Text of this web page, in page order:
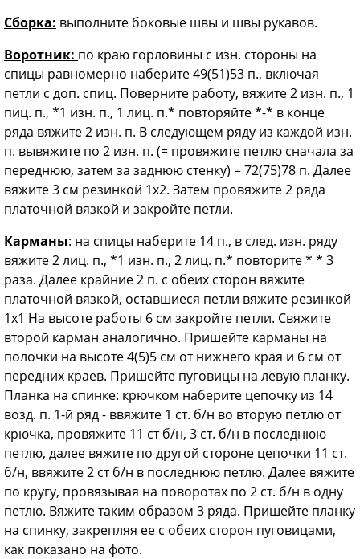
Сборка: выполните боковые швы и швы рукавов.
Воротник: по краю горловины с изн. стороны на
спицы равномерно наберите 49(51)53 п., включая
петли с доп. спиц. Поверните работу, вяжите 2 изн. п., 1
пиц. п., *1 изн. п., 1 лиц. п.* повторяйте *-* в конце
ряда вяжите 2 изн. п. В следующем ряду из каждой изн.
п. вывяжите по 2 изн. п. (= провяжите петлю сначала за
переднюю, затем за заднюю стенку) = 72(75)78 п. Далее
вяжите 3 см резинкой 1x2. Затем провяжите 2 ряда
платочной вязкой и закройте петли.
Карманы: на спицы наберите 14 п., в след. изн. ряду
вяжите 2 лиц. п., *1 изн. п., 2 лиц. п.* повторите * * 3
раза. Далее крайние 2 п. с обеих сторон вяжите
платочной вязкой, оставшиеся петли вяжите резинкой
1x1 На высоте работы 6 см закройте петли. Свяжите
второй карман аналогично. Пришейте карманы на
полочки на высоте 4(5)5 см от нижнего края и 6 см от
передних краев. Пришейте пуговицы на левую планку.
Планка на спинке: крючком наберите цепочку из 14
возд. п. 1-й ряд - ввяжите 1 ст. б/н во вторую петлю от
крючка, провяжите 11 ст б/н, 3 ст. б/н в последнюю
петлю, далее вяжите по другой стороне цепочки 11 ст.
б/н, ввяжите 2 ст б/н в последнюю петлю. Далее вяжите
по кругу, провязывая на поворотах по 2 ст. б/н в одну
петлю. Вяжите таким образом 3 ряда. Пришейте планку
на спинку, закрепляя ее с обеих сторон пуговицами,
как показано на фото.